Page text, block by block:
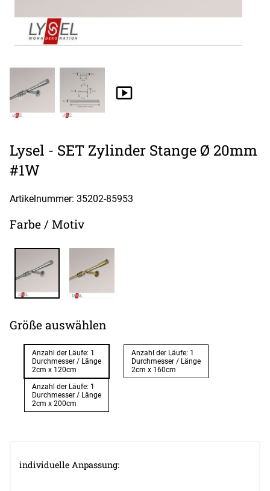
Lysel - SET Zylinder Stange Ø 20mm
#1W
Artikelnummer: 35202-85953
Farbe / Motiv
Größe auswählen
Anzahl der Läufe: 1
Durchmesser / Länge
2cm x 120cm
Anzahl der Läufe: 1
Durchmesser / Länge
2cm x 160cm
Anzahl der Läufe: 1
Durchmesser / Länge
2cm x 200cm
individuelle Anpassung: